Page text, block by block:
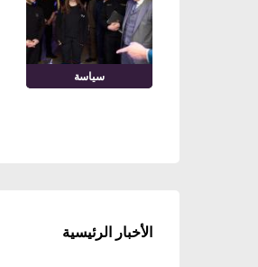
سياسة
الأخبار الرئيسية